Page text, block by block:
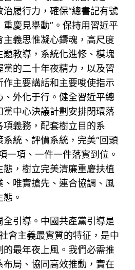
履行力，確保“總書記有號
慶見舉動”。保持用習近平
義思惟凝心鑄魂，高尺度
題教導，系統化進修、模塊
的二十年夜精力，以及習
主要講話和主要唆使指示
外化于行。健全習近平總
黨中心決議計劃安排閉環落
義務，配套樹立目的系
統、評價系統，完美“回頭
一項、一件一件落實到位。
，樹立完美清廉重慶扶植
、唯實搶先、連合協調、風
。
全引導。中國共產黨引導是
會主義最實質的特征，是中
的最年夜上風。我們必需推
局、協同高效推動，實在